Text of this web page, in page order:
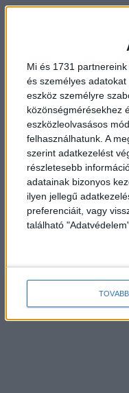
Mi és 1731
és személyes
eszköz személyre
közönségmérésekhez
eszközleolvasásos
felhasználhatunk. A
szerint adatkezelést
részletesebb
adatainak bizonyos
ilyen jellegű
preferenciáit, vagy
található